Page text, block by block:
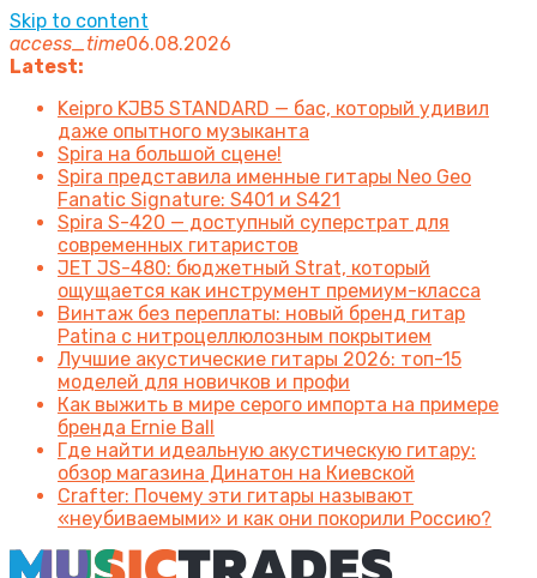
Skip to content
access_time06.08.2026
Latest:
Keipro KJB5 STANDARD — бас, который удивил
даже опытного музыканта
Spira на большой сцене!
Spira представила именные гитары Neo Geo
Fanatic Signature: S401 и S421
Spira S-420 — доступный суперстрат для
современных гитаристов
JET JS-480: бюджетный Strat, который
ощущается как инструмент премиум-класса
Винтаж без переплаты: новый бренд гитар
Patina с нитроцеллюлозным покрытием
Лучшие акустические гитары 2026: топ-15
моделей для новичков и профи
Как выжить в мире серого импорта на примере
бренда Ernie Ball
Где найти идеальную акустическую гитару:
обзор магазина Динатон на Киевской
Crafter: Почему эти гитары называют
«неубиваемыми» и как они покорили Россию?